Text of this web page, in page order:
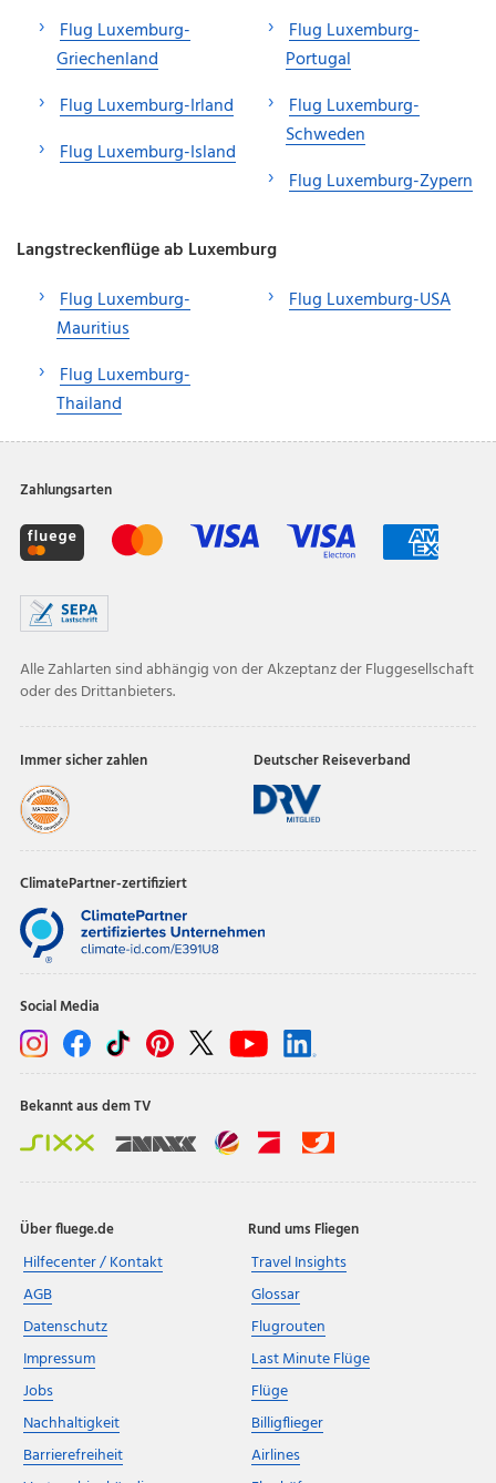
Flug Luxemburg-
Griechenland
Flug Luxemburg-Irland
Flug Luxemburg-Island
Flug Luxemburg-
Portugal
Flug Luxemburg-
Schweden
Flug Luxemburg-Zypern
Langstreckenflüge ab Luxemburg
Flug Luxemburg-
Mauritius
Flug Luxemburg-
Thailand
Flug Luxemburg-USA